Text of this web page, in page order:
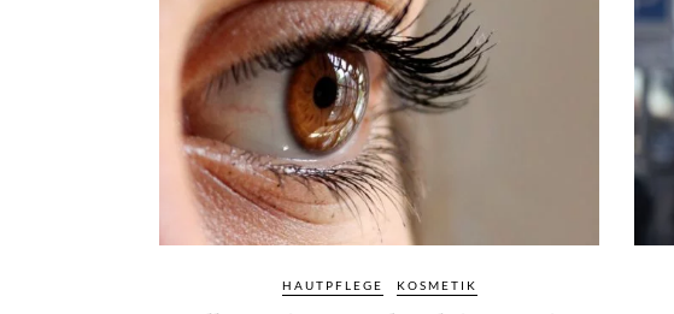
HAUTPFLEGE KOSMETIK